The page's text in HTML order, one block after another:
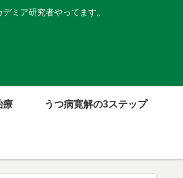
ミア研究者やってます。
療 うつ病寛解の3ステップ